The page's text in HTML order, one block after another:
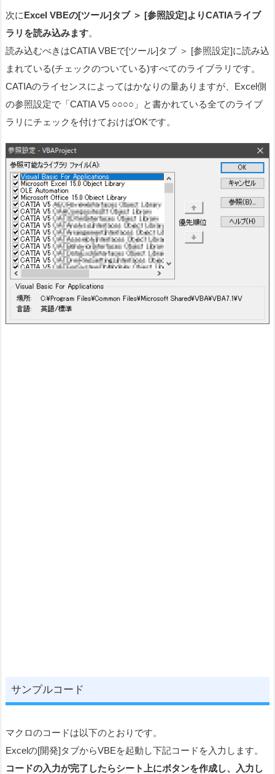
次にExcel VBEの[ツール]タブ ＞ [参照設定]よりCATIAライブ
ラリを読み込みます。
読み込むべきはCATIA VBEで[ツール]タブ ＞ [参照設定]に読み込
まれている(チェックのついている)すべてのライブラリです。
CATIAのライセンスによってはかなりの量ありますが、Excel側
の参照設定で「CATIA V5 ○○○○」と書かれている全てのライブ
ラリにチェックを付けておけばOKです。
サンプルコード
マクロのコードは以下のとおりです。
Excelの[開発]タブからVBEを起動し下記コードを入力します。
コードの入力が完了したらシート上にボタンを作成し、入力し